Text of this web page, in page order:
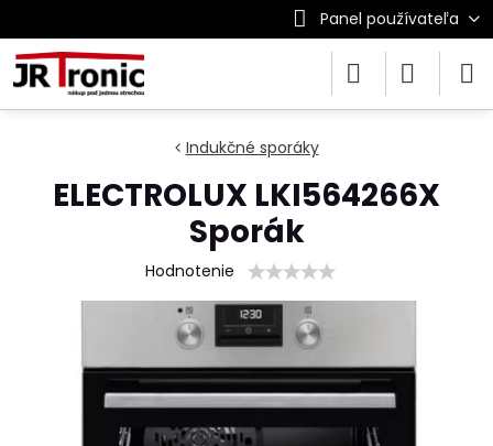
Panel používateľa
Indukčné sporáky
ELECTROLUX LKI564266X
Sporák
Hodnotenie